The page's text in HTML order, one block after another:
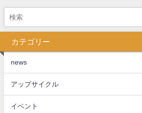
カテゴリー
news
アップサイクル
イベント